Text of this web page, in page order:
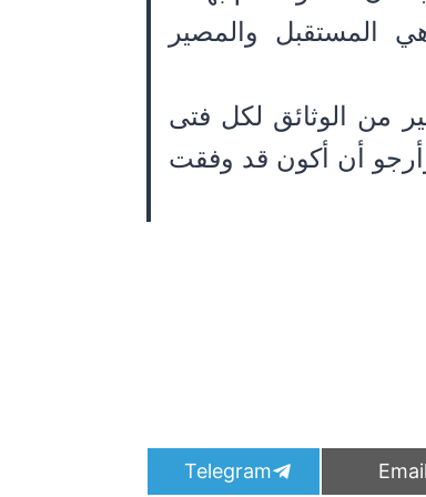
المستقبل والمصير
من الوثائق لكل فتى
أن أكون قد وفقت
Email
S
h
Telegram